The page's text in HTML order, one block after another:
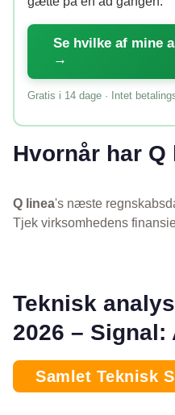
Se hvilke af mine
→
Gratis i 14 dage · Intet
Hvornår har
Q linea's næste
Tjek virksomhedens
Teknisk
2026 – Signal:
Samlet Teknisk